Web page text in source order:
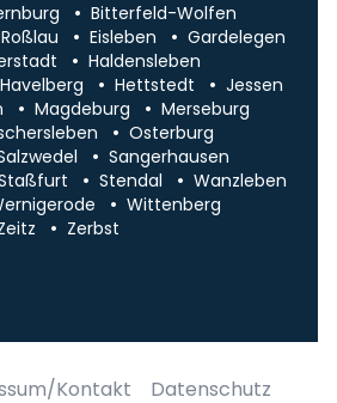
Bitterfeld-Wolfen
Eisleben
Gardelegen
Haldensleben
Havelberg Hettstedt
Jessen
Magdeburg
Merseburg
Osterburg
Sangerhausen
Stendal
Wanzleben
Wittenberg
Zerbst
Kontakt Datenschutz